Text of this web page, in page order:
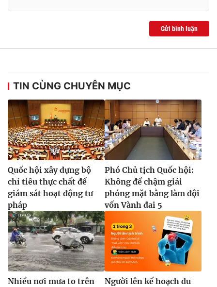
Gửi bình luận
TIN CÙNG CHUYÊN MỤC
Quốc hội xây dựng bộ
chỉ tiêu thực chất để
giám sát hoạt động tư
pháp
Phó Chủ tịch Quốc hội:
Không để chậm giải
phóng mặt bằng làm đội
vốn Vành đai 5
Nhiều nơi mưa to trên
Người lên kế hoạch du